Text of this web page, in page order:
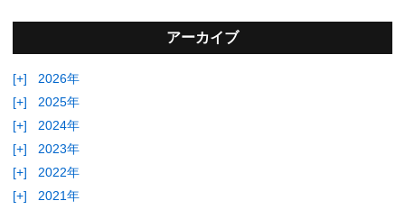
アーカイブ
[+]
2026年
[+]
2025年
[+]
2024年
[+]
2023年
[+]
2022年
[+]
2021年